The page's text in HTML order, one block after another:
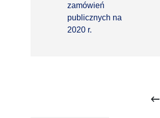
zamówień
publicznych na
2020 r.
keyboard_backspace